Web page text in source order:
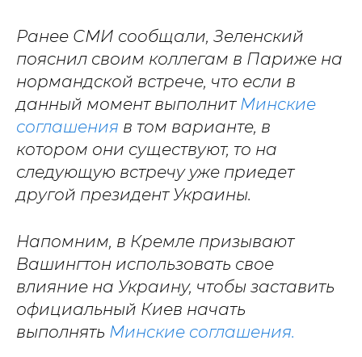
Ранее СМИ сообщали, Зеленский
пояснил своим коллегам в Париже на
нормандской встрече, что если в
данный момент выполнит Минские
соглашения в том варианте, в
котором они существуют, то на
следующую встречу уже приедет
другой президент Украины.
Напомним, в Кремле призывают
Вашингтон использовать свое
влияние на Украину, чтобы заставить
официальный Киев начать
выполнять Минские соглашения.